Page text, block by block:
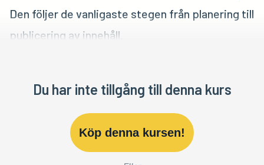
Den följer de vanligaste stegen från planering till
publicering av innehåll.
Du har inte tillgång till denna kurs
Köp denna kursen!